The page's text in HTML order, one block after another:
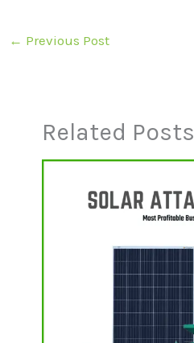
← Previous Post
Related Posts